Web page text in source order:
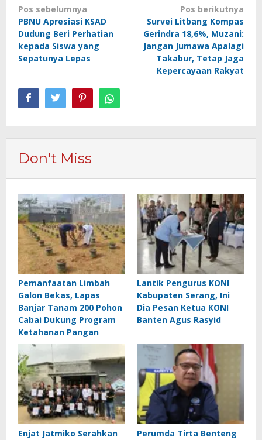
Navigasi
pos
Pos sebelumnya
PBNU Apresiasi KSAD
Dudung Beri Perhatian
kepada Siswa yang
Sepatunya Lepas
Pos berikutnya
Survei Litbang Kompas
Gerindra 18,6%, Muzani:
Jangan Jumawa Apalagi
Takabur, Tetap Jaga
Kepercayaan Rakyat
Don't Miss
Pemanfaatan Limbah
Galon Bekas, Lapas
Banjar Tanam 200 Pohon
Cabai Dukung Program
Ketahanan Pangan
Lantik Pengurus KONI
Kabupaten Serang, Ini
Dia Pesan Ketua KONI
Banten Agus Rasyid
Enjat Jatmiko Serahkan
Perumda Tirta Benteng